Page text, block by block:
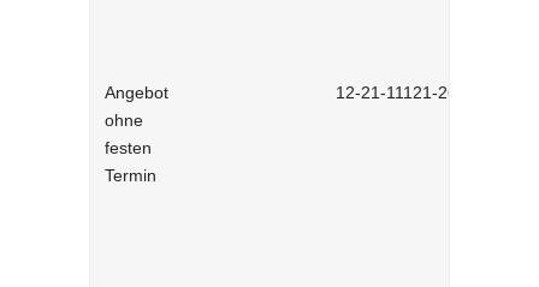
Angebot
ohne
festen
Termin
12-21-11121-2601